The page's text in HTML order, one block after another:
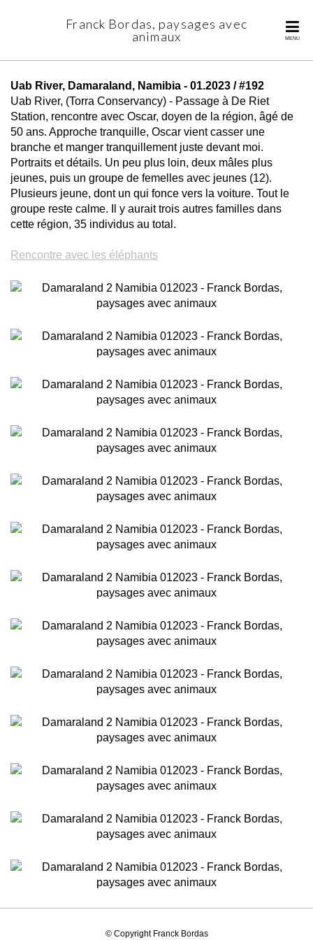
MENU
Franck Bordas, paysages avec
animaux
Uab River, Damaraland, Namibia - 01.2023 / #192
Uab River, (Torra Conservancy) - Passage à De Riet
Station, rencontre avec Oscar, doyen de la région, âgé de
50 ans. Approche tranquille, Oscar vient casser une
branche et manger tranquillement juste devant moi.
Portraits et détails. Un peu plus loin, deux mâles plus
jeunes, puis un groupe de femelles avec jeunes (12).
Plusieurs jeune, dont un qui fonce vers la voiture. Tout le
groupe reste calme. Il y aurait trois autres familles dans
cette région, 35 individus au total.
Rencontre avec les éléphants
© Copyright Franck Bordas